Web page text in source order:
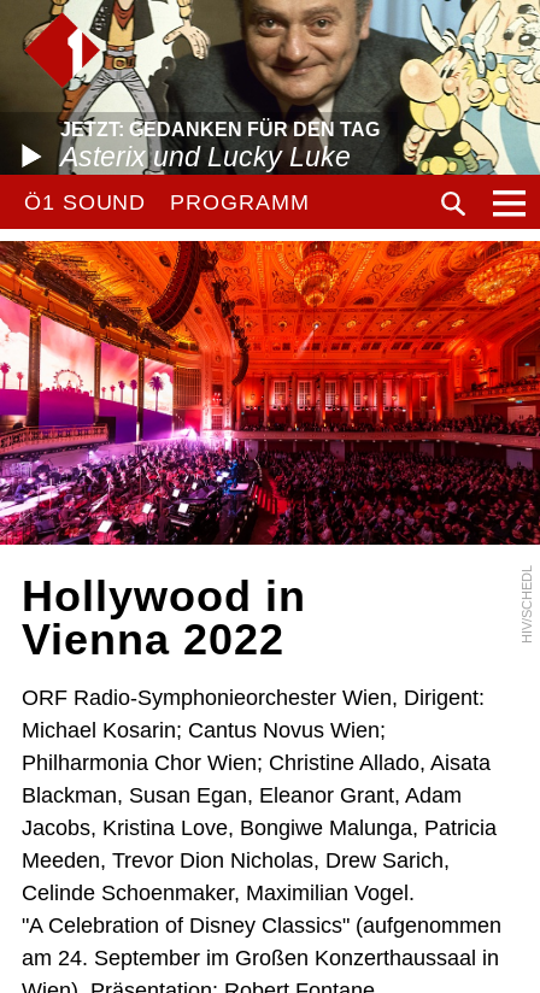
JETZT: GEDANKEN FÜR DEN TAG
Asterix und Lucky Luke
Ö1 SOUND PROGRAMM
HIV/SCHEDL
Hollywood in
Vienna 2022
ORF Radio-Symphonieorchester Wien, Dirigent:
Michael Kosarin; Cantus Novus Wien;
Philharmonia Chor Wien; Christine Allado, Aisata
Blackman, Susan Egan, Eleanor Grant, Adam
Jacobs, Kristina Love, Bongiwe Malunga, Patricia
Meeden, Trevor Dion Nicholas, Drew Sarich,
Celinde Schoenmaker, Maximilian Vogel.
"A Celebration of Disney Classics" (aufgenommen
am 24. September im Großen Konzerthaussaal in